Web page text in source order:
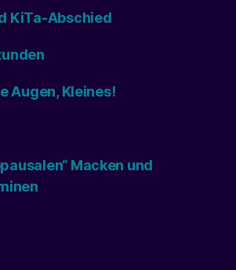
KiTa-Abschied
Augen, Kleines!
Macken und